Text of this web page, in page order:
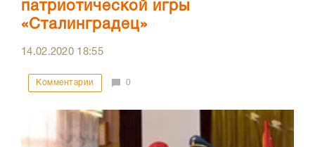
патриотической игры
«Сталинградец»
14.02.2020 18:55
Комментарии 0